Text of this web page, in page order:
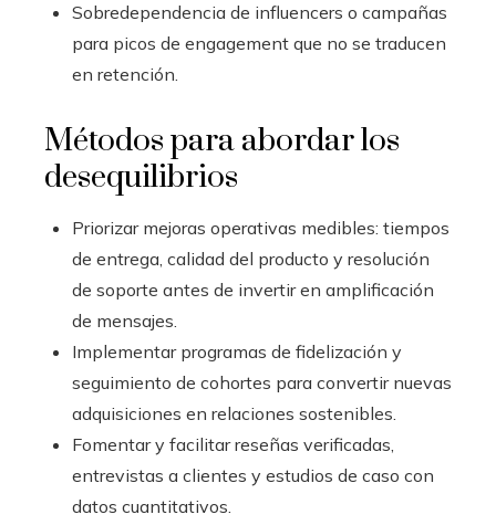
Sobredependencia de influencers o campañas
para picos de engagement que no se traducen
en retención.
Métodos para abordar los
desequilibrios
Priorizar mejoras operativas medibles: tiempos
de entrega, calidad del producto y resolución
de soporte antes de invertir en amplificación
de mensajes.
Implementar programas de fidelización y
seguimiento de cohortes para convertir nuevas
adquisiciones en relaciones sostenibles.
Fomentar y facilitar reseñas verificadas,
entrevistas a clientes y estudios de caso con
datos cuantitativos.